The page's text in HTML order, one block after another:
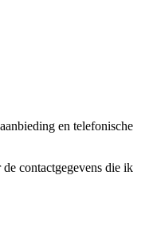
en telefonische
contactgegevens die ik